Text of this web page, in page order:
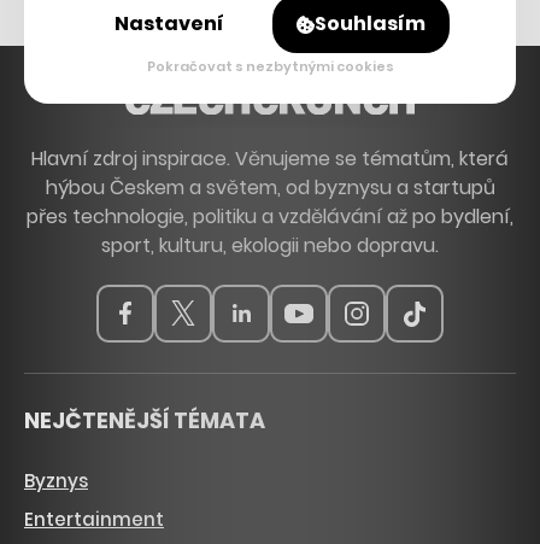
Hlavní zdroj inspirace. Věnujeme se tématům, která
hýbou Českem a světem, od byznysu a startupů
přes technologie, politiku a vzdělávání až po bydlení,
sport, kulturu, ekologii nebo dopravu.
NEJČTENĚJŠÍ TÉMATA
Byznys
Entertainment
Nastavení Souhlasím
Pokračovat s nezbytnými cookies